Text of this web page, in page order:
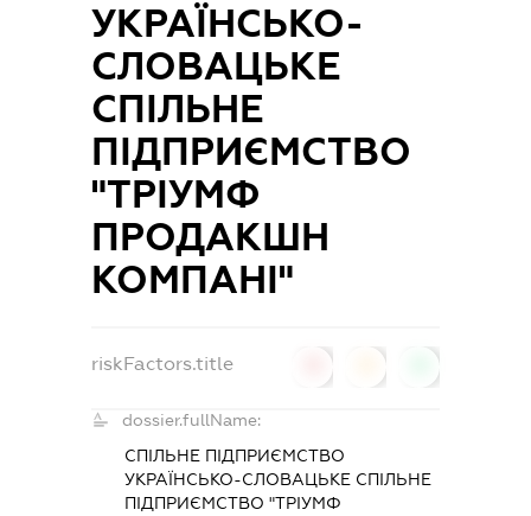
УКРАЇНСЬКО-
СЛОВАЦЬКЕ
СПІЛЬНЕ
ПІДПРИЄМСТВО
"ТРІУМФ
ПРОДАКШН
КОМПАНІ"
riskFactors.title
dossier.fullName:
СПІЛЬНЕ ПІДПРИЄМСТВО
УКРАЇНСЬКО-СЛОВАЦЬКЕ СПІЛЬНЕ
ПІДПРИЄМСТВО "ТРІУМФ